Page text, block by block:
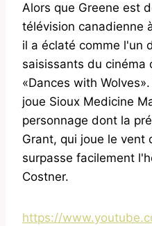
Alors que Greene est
télévision canadienne
il a éclaté comme l'un
saisissants du cinéma
«Dances with
joue Sioux Medicine
personnage dont la
Grant, qui joue le vent
surpasse facilement
Costner.
https://